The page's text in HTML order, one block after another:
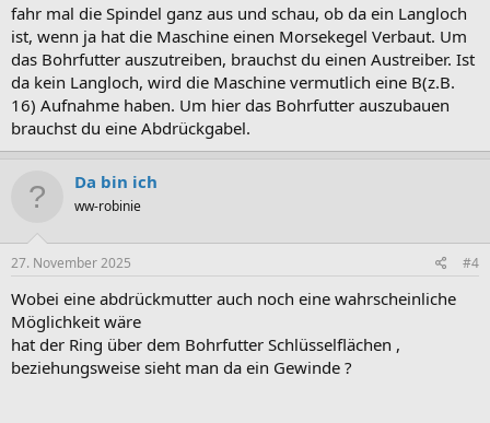
:
fahr mal die Spindel ganz aus und schau, ob da ein Langloch
ist, wenn ja hat die Maschine einen Morsekegel Verbaut. Um
das Bohrfutter auszutreiben, brauchst du einen Austreiber. Ist
da kein Langloch, wird die Maschine vermutlich eine B(z.B.
16) Aufnahme haben. Um hier das Bohrfutter auszubauen
brauchst du eine Abdrückgabel.
Da bin ich
ww-robinie
27. November 2025 #4
Wobei eine abdrückmutter auch noch eine wahrscheinliche
Möglichkeit wäre
hat der Ring über dem Bohrfutter Schlüsselflächen ,
beziehungsweise sieht man da ein Gewinde ?